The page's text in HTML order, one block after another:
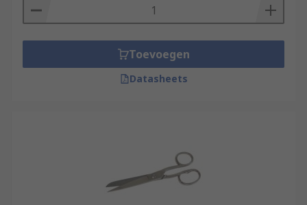
Toevoegen
Datasheets